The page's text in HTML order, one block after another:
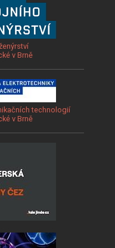
v Brně
technologií
v Brně